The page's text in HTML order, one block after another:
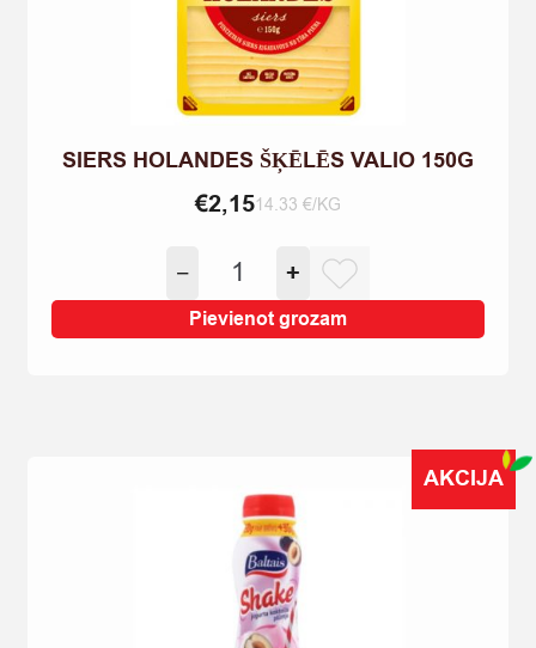
SIERS HOLANDES ŠĶĒLĒS VALIO 150G
€2,1514.33 €/KG
−
SIERS
HOLANDES
ŠĶĒLĒS
VALIO
+
Pievienot grozam
AKCIJA